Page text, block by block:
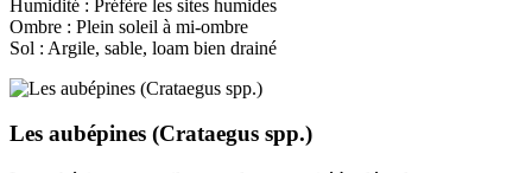
Humidité : Préfère les sites humides
Ombre : Plein soleil à mi-ombre
Sol : Argile, sable, loam bien drainé
Les aubépines (Crataegus spp.)